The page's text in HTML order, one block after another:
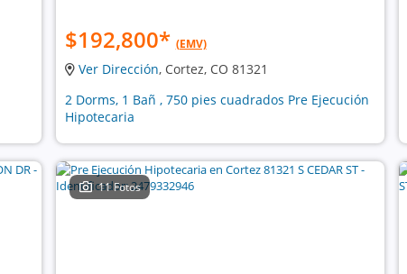
$192,800* (EMV)
Ver Dirección, Cortez, CO 81321
2 Dorms, 1 Bañ , 750 pies cuadrados Pre Ejecución
Hipotecaria
11 Fotos